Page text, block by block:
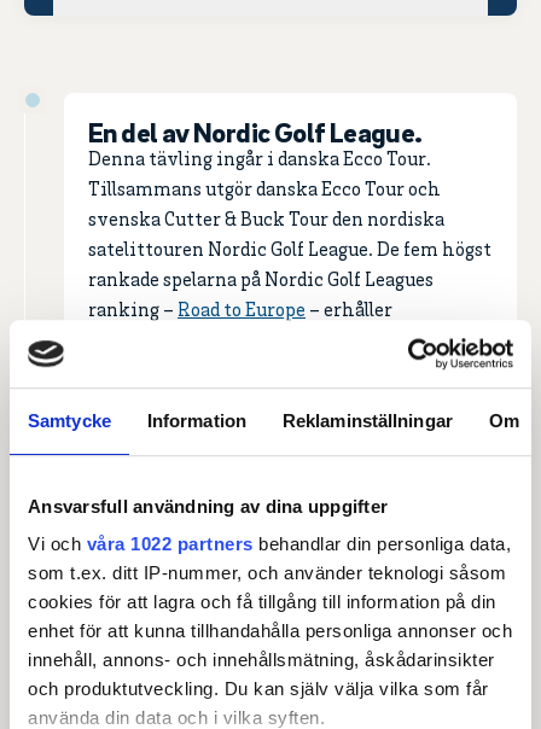
Samtycke Information Reklaminställningar Om
Ansvarsfull användning av dina uppgifter
Vi och våra 1022 partners behandlar din personliga data,
som t.ex. ditt IP-nummer, och använder teknologi såsom
cookies för att lagra och få tillgång till information på din
enhet för att kunna tillhandahålla personliga annonser och
innehåll, annons- och innehållsmätning, åskådarinsikter
och produktutveckling. Du kan själv välja vilka som får
använda din data och i vilka syften.
En del av Nordic Golf League.
Denna tävling ingår i danska Ecco Tour.
Tillsammans utgör danska Ecco Tour och
svenska Cutter & Buck Tour den nordiska
satelittouren Nordic Golf League. De fem högst
rankade spelarna på Nordic Golf Leagues
ranking – Road to Europe – erhåller
spelrättigheter på HotelPlanner Tour nästa år.
HotelPlanner Tour (tidigare European
Challenge Tour) är undertouren till DP World
Huvudpartner